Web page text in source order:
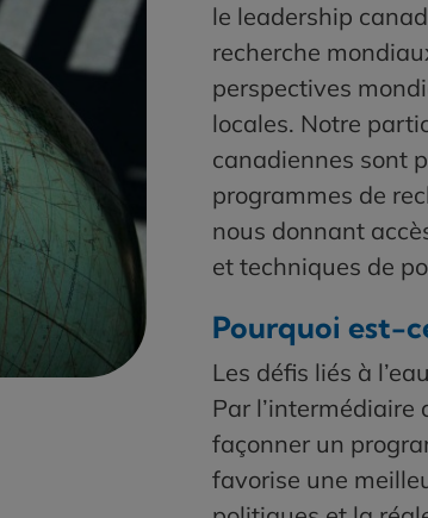
le leadership
recherche
perspectives
locales. Notre
canadiennes sont
programmes de
nous donnant
et techniques de
Pourquoi est-
Les défis liés à
Par l’intermédiaire
façonner un
favorise une